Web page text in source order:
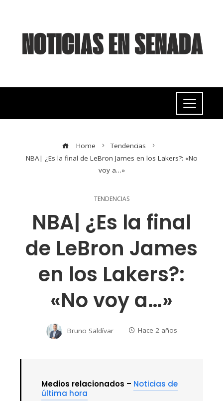
Home
Tendencias
NBA| ¿Es la final de LeBron James en los Lakers?: «No
voy a…»
TENDENCIAS
NBA| ¿Es la final
de LeBron James
en los Lakers?:
«No voy a…»
Bruno Saldívar Hace 2 años
Medios relacionados – Noticias de
última hora